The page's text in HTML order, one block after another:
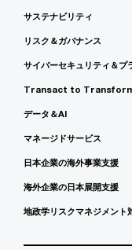
サステナビリティ
リスク＆ガバナンス
サイバーセキュリティ＆プ
Transact to Transform
データ＆AI
マネージドサービス
日本企業の海外事業支援
海外企業の日本展開支援
地政学リスクマネジメント